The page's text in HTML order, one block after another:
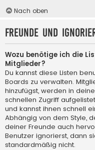
Nach oben
Freunde und
Wozu benötige ich die
Mitglieder?
Du kannst diese Listen
Boards zu verwalten.
hinzufügst, werden in
schnellen Zugriff
und kannst ihnen schnell
Abhängig von dem Style,
deiner Freunde auch
Benutzer ignorierst, dann
standardmäßig nicht.